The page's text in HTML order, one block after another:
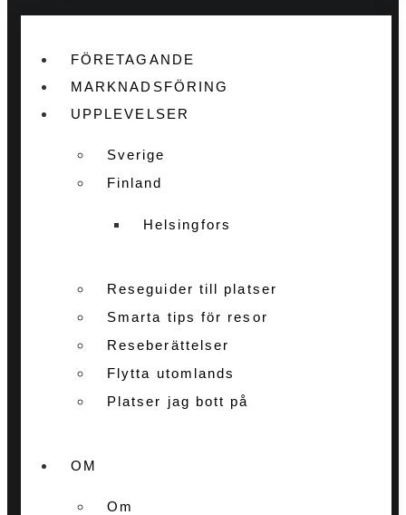
FÖRETAGANDE
MARKNADSFÖRING
UPPLEVELSER
Sverige
Finland
Helsingfors
Reseguider till platser
Smarta tips för resor
Reseberättelser
Flytta utomlands
Platser jag bott på
OM
Om